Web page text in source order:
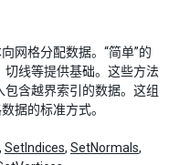
网格分配数据。“简单”的
线等提供基础。这些方法
含越界索引的数据。这组
据的标准方式。
, SetIndices, SetNormals,